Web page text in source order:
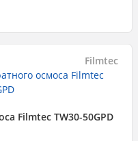
Filmtec
Filmtec TW30-50GPD